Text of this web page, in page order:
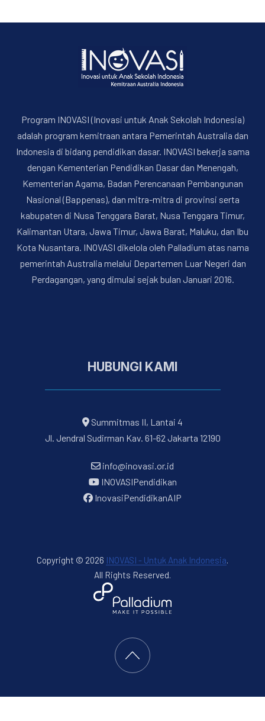
Program INOVASI (Inovasi untuk Anak Sekolah Indonesia)
adalah program kemitraan antara Pemerintah Australia dan
Indonesia di bidang pendidikan dasar. INOVASI bekerja sama
dengan Kementerian Pendidikan Dasar dan Menengah,
Kementerian Agama, Badan Perencanaan Pembangunan
Nasional (Bappenas), dan mitra-mitra di provinsi serta
kabupaten di Nusa Tenggara Barat, Nusa Tenggara Timur,
Kalimantan Utara, Jawa Timur, Jawa Barat, Maluku, dan Ibu
Kota Nusantara. INOVASI dikelola oleh Palladium atas nama
pemerintah Australia melalui Departemen Luar Negeri dan
Perdagangan, yang dimulai sejak bulan Januari 2016.
HUBUNGI KAMI
Summitmas II, Lantai 4
Jl. Jendral Sudirman Kav. 61-62 Jakarta 12190
info@inovasi.or.id
INOVASIPendidikan
InovasiPendidikanAIP
Copyright © 2026 INOVASI - Untuk Anak Indonesia
All Rights Reserved.
FORQY
Back to Top